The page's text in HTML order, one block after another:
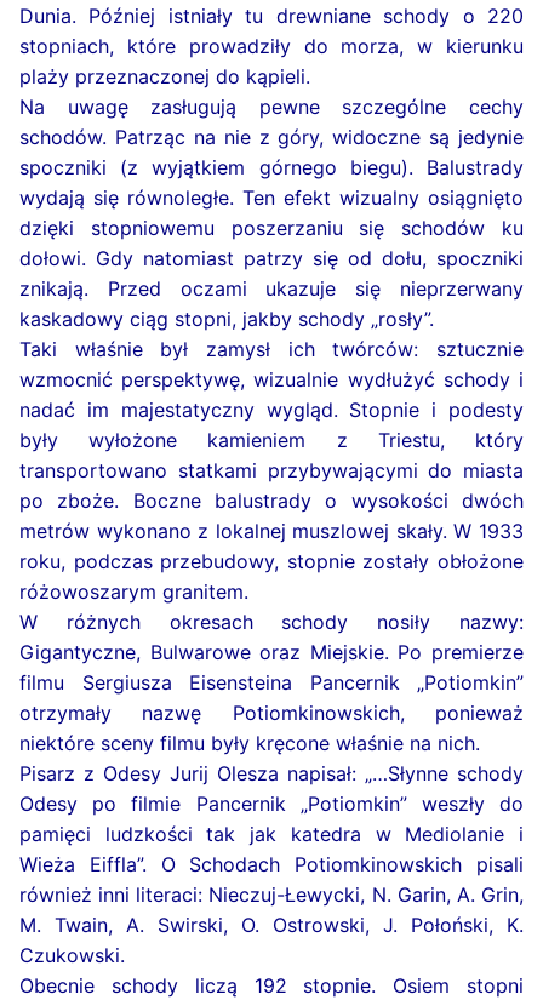
Dunia. Później istniały tu drewniane schody o 220
stopniach, które prowadziły do morza, w kierunku
plaży przeznaczonej do kąpieli.
Na uwagę zasługują pewne szczególne cechy
schodów. Patrząc na nie z góry, widoczne są jedynie
spoczniki (z wyjątkiem górnego biegu). Balustrady
wydają się równoległe. Ten efekt wizualny osiągnięto
dzięki stopniowemu poszerzaniu się schodów ku
dołowi. Gdy natomiast patrzy się od dołu, spoczniki
znikają. Przed oczami ukazuje się nieprzerwany
kaskadowy ciąg stopni, jakby schody „rosły”.
Taki właśnie był zamysł ich twórców: sztucznie
wzmocnić perspektywę, wizualnie wydłużyć schody i
nadać im majestatyczny wygląd. Stopnie i podesty
były wyłożone kamieniem z Triestu, który
transportowano statkami przybywającymi do miasta
po zboże. Boczne balustrady o wysokości dwóch
metrów wykonano z lokalnej muszlowej skały. W 1933
roku, podczas przebudowy, stopnie zostały obłożone
różowoszarym granitem.
W różnych okresach schody nosiły nazwy:
Gigantyczne, Bulwarowe oraz Miejskie. Po premierze
filmu Sergiusza Eisensteina Pancernik „Potiomkin”
otrzymały nazwę Potiomkinowskich, ponieważ
niektóre sceny filmu były kręcone właśnie na nich.
Pisarz z Odesy Jurij Olesza napisał: „…Słynne schody
Odesy po filmie Pancernik „Potiomkin” weszły do
pamięci ludzkości tak jak katedra w Mediolanie i
Wieża Eiffla”. O Schodach Potiomkinowskich pisali
również inni literaci: Nieczuj-Łewycki, N. Garin, A. Grin,
M. Twain, A. Swirski, O. Ostrowski, J. Połoński, K.
Czukowski.
Obecnie schody liczą 192 stopnie. Osiem stopni